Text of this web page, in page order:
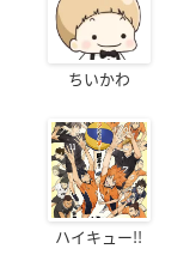
ちいかわ
ハイキュー!!